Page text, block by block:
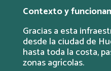
Contexto y
Gracias a esta
desde la ciudad de
hasta toda la costa,
zonas agrícolas.